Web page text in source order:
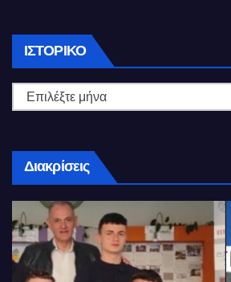
ΙΣΤΟΡΙΚΌ Ιστορικό
Διακρίσεις